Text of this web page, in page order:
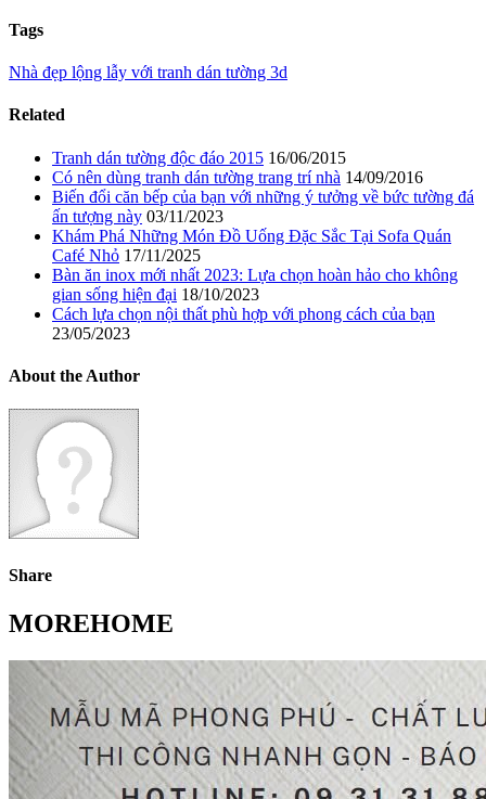
Tags
Nhà đẹp lộng lẫy với tranh dán tường 3d
Related
Tranh dán tường độc đáo 2015 16/06/2015
Có nên dùng tranh dán tường trang trí nhà 14/09/2016
Biến đổi căn bếp của bạn với những ý tưởng về bức tường đá
ấn tượng này 03/11/2023
Khám Phá Những Món Đồ Uống Đặc Sắc Tại Sofa Quán
Café Nhỏ 17/11/2025
Bàn ăn inox mới nhất 2023: Lựa chọn hoàn hảo cho không
gian sống hiện đại 18/10/2023
Cách lựa chọn nội thất phù hợp với phong cách của bạn
23/05/2023
About the Author
Share
MOREHOME